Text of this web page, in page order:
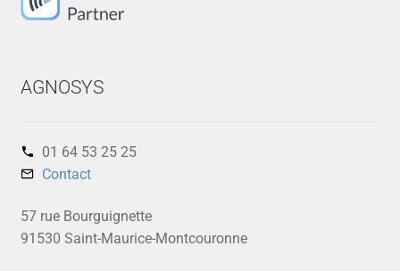
AGNOSYS
01 64 53 25 25‬
Contact
57 rue Bourguignette
91530 Saint-Maurice-Montcouronne